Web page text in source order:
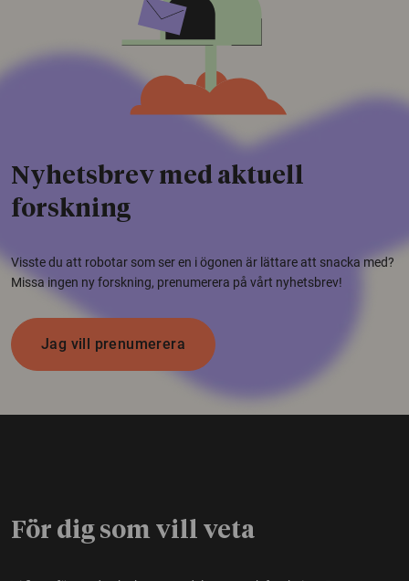
Nyhetsbrev med aktuell
forskning
Visste du att robotar som ser en i ögonen är lättare att snacka med?
Missa ingen ny forskning, prenumerera på vårt nyhetsbrev!
Jag vill prenumerera
För dig som vill veta